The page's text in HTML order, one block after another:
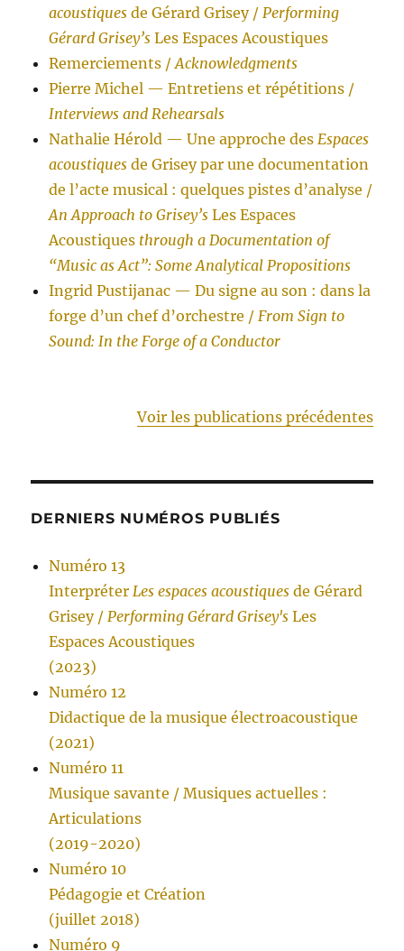
acoustiques de Gérard Grisey / Performing
Gérard Grisey’sLes Espaces Acoustiques
Remerciements /Acknowledgments
Pierre Michel — Entretiens et répétitions /
Interviews and Rehearsals
Nathalie Hérold — Une approche des Espaces
acoustiques de Grisey par une documentation
de l’acte musical : quelques pistes d’analyse /
An Approach to Grisey’s Les Espaces
Acoustiques through a Documentation of
“Music as Act”: Some Analytical Propositions
Ingrid Pustijanac — Du signe au son : dans la
forge d’un chef d’orchestre / From Sign to
Sound: In the Forge of a Conductor
Voir les publications précédentes
DERNIERS NUMÉROS PUBLIÉS
Numéro 13
Interpréter Les espaces acoustiques de Gérard
Grisey / Performing Gérard Grisey's Les
Espaces Acoustiques
(2023)
Numéro 12
Didactique de la musique électroacoustique
(2021)
Numéro 11
Musique savante / Musiques actuelles :
Articulations
(2019-2020)
Numéro 10
Pédagogie et Création
(juillet 2018)
Numéro 9